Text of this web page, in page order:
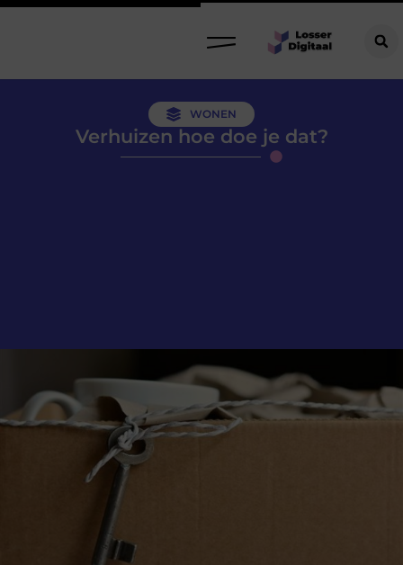
WONEN
Verhuizen hoe doe je dat?